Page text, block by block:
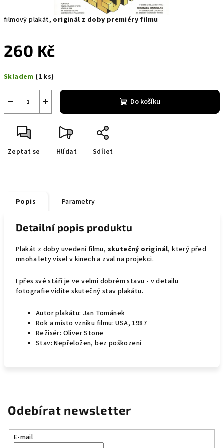
filmový plakát, originál z doby premiéry filmu
260 Kč
cena:
Skladem (1 ks)
+
− Do košíku
Zeptat se Hlídat Sdílet
Popis Parametry
Detailní popis produktu
Plakát z doby uvedení filmu, skutečný originál, který před
mnoha lety visel v kinech a zval na projekci.
I přes své stáří je ve velmi dobrém stavu - v detailu
fotografie vidíte skutečný stav plakátu.
Autor plakátu: Jan Tománek
Rok a místo vzniku filmu: USA, 1987
Režisér: Oliver Stone
Stav: Nepřeložen, bez poškození
Odebírat newsletter
E-mail